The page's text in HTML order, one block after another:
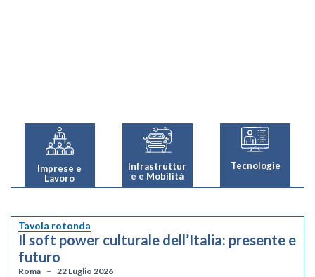
Imprese e
Lavoro
Infrastruttur
e e Mobilità
Tecnologie
Tavola rotonda
Il soft power culturale dell’Italia: presente e
futuro
Roma 22 Luglio 2026